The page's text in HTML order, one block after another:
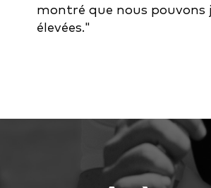
montré que nous
élevées."